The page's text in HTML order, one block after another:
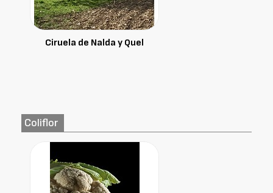
Ciruela de Nalda y Quel
Coliflor